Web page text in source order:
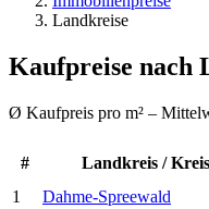
Landkreise
Kaufpreise nach
Ø Kaufpreis pro m² –
# Landkreis / Kreis
1
Dahme-Spreewald